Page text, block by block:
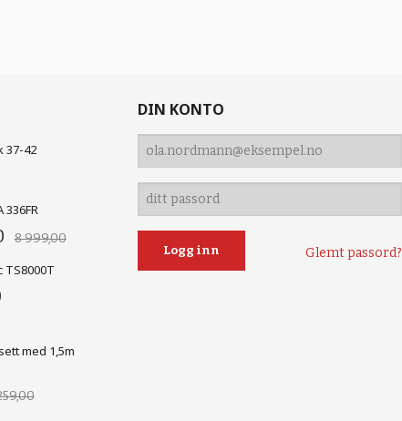
37-42
336FR
8 999,00
TS8000T
med 1,5m
DIN KONTO
Glemt passord?